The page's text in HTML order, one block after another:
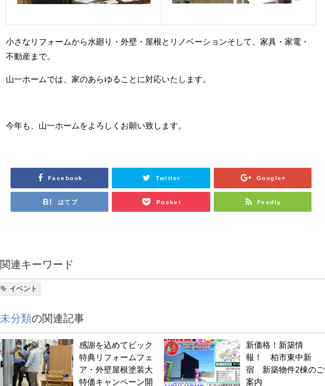
小さなリフォームから水廻り・外壁・屋根とリノベーションそして、家具・家電・
不動産まで。
山一ホームでは、家のあらゆることに対応いたします。
今年も、山一ホームをよろしくお願い致します。
Facebook Twitter Google+
はてブ Pocket Feedly
関連キーワード
イベント
未分類の関連記事
感謝を込めてビック
特典リフォームフェ
ア・外壁屋根塗装大
特価キャンペーン開
新価格！新築情
報！ 柏市東中新
宿 新築物件2棟のご
案内